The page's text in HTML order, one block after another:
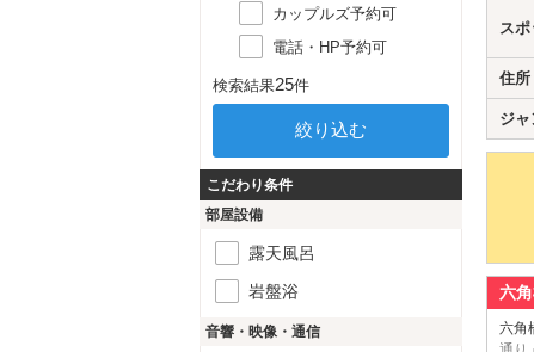
スポ
住所
ジ
六
六角
カップルズ予約可
電話・HP予約可
検索結果25件
こだわり条件
部屋設備
露天風呂
岩盤浴
音響・映像・通信